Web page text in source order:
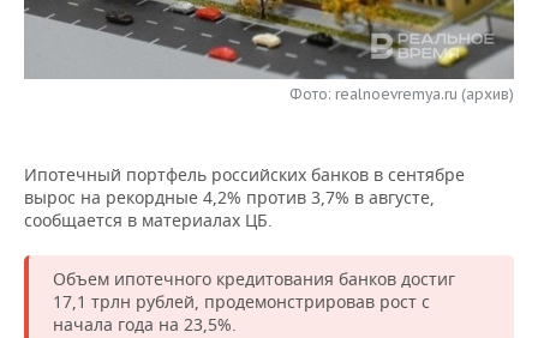
НЕФТЕХИМИЯ
ЭНЕРГЕТИКА
РОЗНИЧНАЯ ТОРГОВЛЯ
НОВОСТИ ТЕХНОЛОГИЙ
ТЕЛЕКОММУНИКАЦИИ
МЕРОПРИЯТИЯ
БИЗНЕС-БРАНЧИ
ОТКРЫТАЯ ЛЕКЦИЯ
ФУТБОЛ
БАСКЕТБОЛ
НОВОСТИ ОБЩЕСТВА
ИНФРАСТРУКТУРА
ФОТОГАЛЕРЕЯ
СЮЖЕТЫ
СПРАВОЧНИК
Фото: realnoevremya.ru (архив)
Ипотечный портфель российских банков в сентябре
вырос на рекордные 4,2% против 3,7% в августе,
сообщается в материалах ЦБ.
Объем ипотечного кредитования банков достиг
17,1 трлн рублей, продемонстрировав рост с
начала года на 23,5%.